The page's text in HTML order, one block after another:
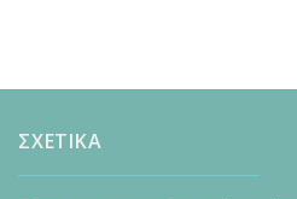
ΣΧΕΤΙΚΑ